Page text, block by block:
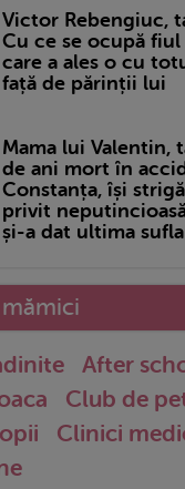
Victor Rebengiuc,
Cu ce se ocupă fiul
care a ales o cu
față de părinții lui
Mama lui Valentin,
de ani mort în
Constanța, își
privit
și-a dat ultima
After
Club de
Clinici